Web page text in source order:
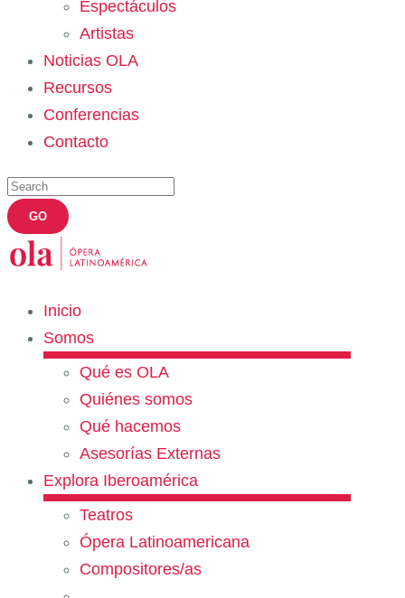
Espectáculos
Artistas
Noticias OLA
Recursos
Conferencias
Contacto
Inicio
Somos
Qué es OLA
Quiénes somos
Qué hacemos
Asesorías Externas
Explora Iberoamérica
Teatros
Ópera Latinoamericana
Compositores/as